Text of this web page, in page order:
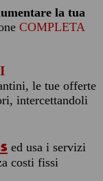
la tua
COMPLETA
le tue offerte
intercettandoli
ed usa i servizi
costi fissi